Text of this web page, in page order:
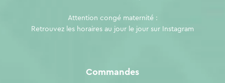
Commandes
Attention congé maternité :
Retrouvez les horaires au jour le jour sur
Instagram